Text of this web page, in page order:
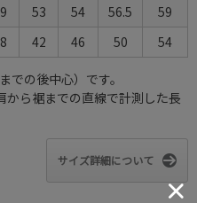
53 54 56.5
59
42 46 50 54
の後中心）です。
ら裾までの直線で計測した長
サイズ詳細について